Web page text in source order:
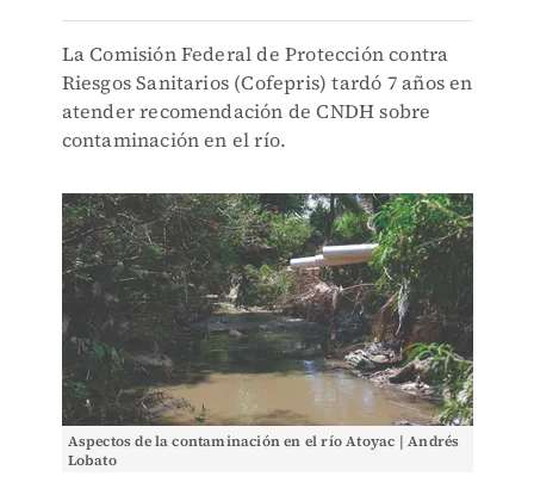
La Comisión Federal de Protección contra
Riesgos Sanitarios (Cofepris) tardó 7 años en
atender recomendación de CNDH sobre
contaminación en el río.
Aspectos de la contaminación en el río Atoyac | Andrés
Lobato